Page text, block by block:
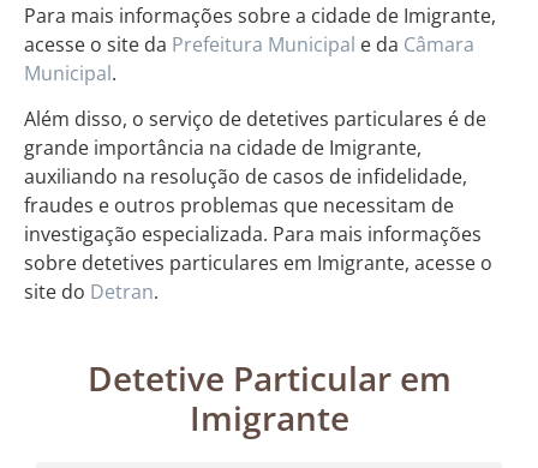
Para mais informações sobre a cidade de Imigrante,
acesse o site da Prefeitura Municipal e da Câmara
Municipal.
Além disso, o serviço de detetives particulares é de
grande importância na cidade de Imigrante,
auxiliando na resolução de casos de infidelidade,
fraudes e outros problemas que necessitam de
investigação especializada. Para mais informações
sobre detetives particulares em Imigrante, acesse o
site do Detran.
Detetive Particular em
Imigrante